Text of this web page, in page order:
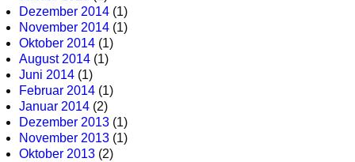
Dezember 2014 (1)
November 2014 (1)
Oktober 2014 (1)
August 2014 (1)
Juni 2014 (1)
Februar 2014 (1)
Januar 2014 (2)
Dezember 2013 (1)
November 2013 (1)
Oktober 2013 (2)